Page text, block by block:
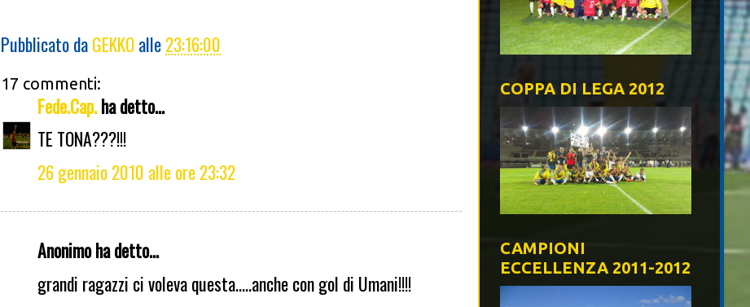
Pubblicato daGEKKOalle23:16:00
17 commenti:
Fede.Cap.ha detto...
TE TONA???!!!
26 gennaio 2010 alle ore 23:32
Anonimo ha detto...
grandi ragazzi ci voleva questa.....anche con gol di Umani!!!!
COPPA DI LEGA 2012
CAMPIONI
ECCELLENZA 2011-2012